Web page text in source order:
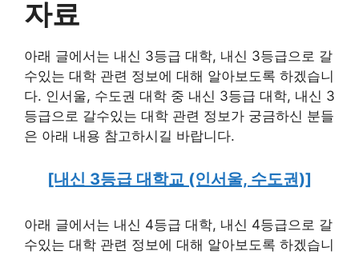
자료
아래 글에서는 내신 3등급 대학, 내신 3등급으로 갈
수있는 대학 관련 정보에 대해 알아보도록 하겠습니
다. 인서울, 수도권 대학 중 내신 3등급 대학, 내신 3
등급으로 갈수있는 대학 관련 정보가 궁금하신 분들
은 아래 내용 참고하시길 바랍니다.
[내신 3등급 대학교 (인서울, 수도권)]
아래 글에서는 내신 4등급 대학, 내신 4등급으로 갈
수있는 대학 관련 정보에 대해 알아보도록 하겠습니